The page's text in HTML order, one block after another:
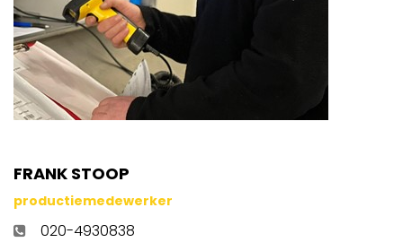
FRANK STOOP
productiemedewerker
020-4930838